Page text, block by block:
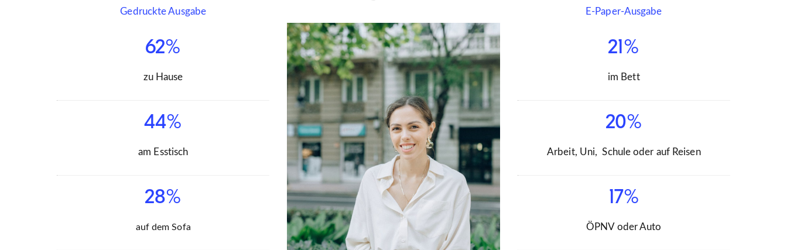
Gedruckte Ausgabe
62%
zu Hause
44%
am Esstisch
28%
auf dem Sofa
E-Paper-Ausgabe
21%
im Bett
20%
Arbeit, Uni, Schule oder auf Reisen
17%
ÖPNV oder Auto